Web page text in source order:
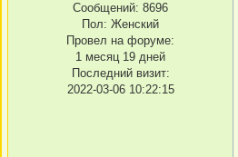
Сообщений: 8696
Пол: Женский
Провел на форуме:
1 месяц 19 дней
Последний визит:
2022-03-06 10:22:15